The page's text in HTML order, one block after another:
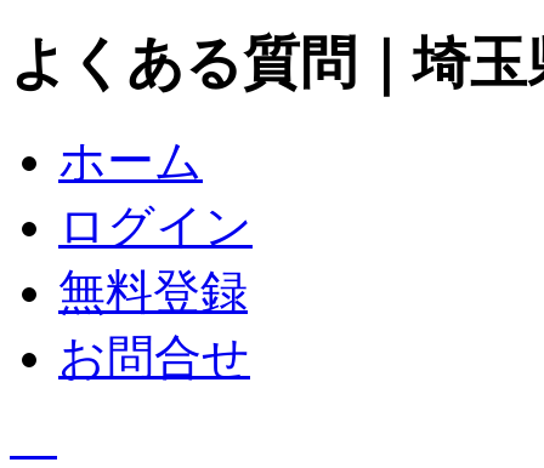
よくある質問｜埼
ホーム
ログイン
無料登録
お問合せ